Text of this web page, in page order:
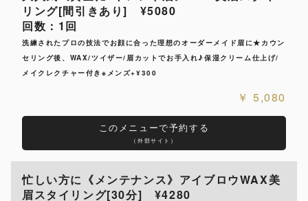
リング[間引きあり] ¥5080
回数：1回
洗練されたプロの技法でお顔に合った理想のオーダーメイド眉に★カウン
セリング後、WAX/ツイザー/眉カットでお手入れ♪保湿クリーム仕上げ/
メイクレクチャー付き※メンズ+¥300
5,080
このメニューで予約する
（外部サイト）
忙しい方に《メンテナンス》アイブロウWAX美
眉スタイリング[30分] ¥4280